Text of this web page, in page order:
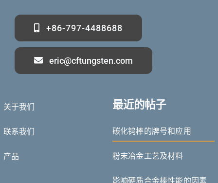
+86-797-4488688
eric@cftungsten.com
关于我们
联系我们
产品
最近的帖子
碳化钨棒的牌号和应用
粉末冶金工艺及材料
影响硬质合金棒性能的因素
ไทย
Português do Brasil